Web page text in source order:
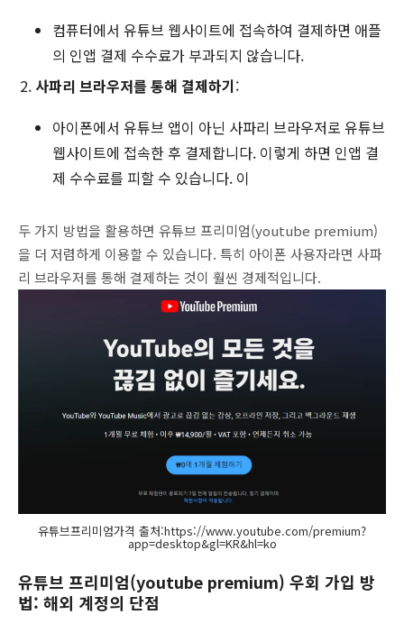
컴퓨터에서 유튜브 웹사이트에 접속하여 결제하면 애플
의 인앱 결제 수수료가 부과되지 않습니다.
사파리 브라우저를 통해 결제하기:
아이폰에서 유튜브 앱이 아닌 사파리 브라우저로 유튜브
웹사이트에 접속한 후 결제합니다. 이렇게 하면 인앱 결
제 수수료를 피할 수 있습니다. 이
두 가지 방법을 활용하면 유튜브 프리미엄(youtube premium)
을 더 저렴하게 이용할 수 있습니다. 특히 아이폰 사용자라면 사파
리 브라우저를 통해 결제하는 것이 훨씬 경제적입니다.
유튜브프리미엄가격 출처:https://www.youtube.com/premium?
app=desktop&gl=KR&hl=ko
유튜브 프리미엄(youtube premium) 우회 가입 방
법: 해외 계정의 단점